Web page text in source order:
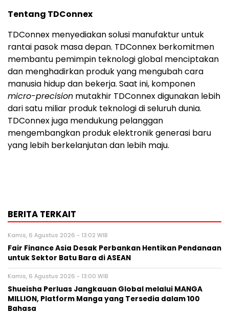
Tentang TDConnex
TDConnex menyediakan solusi manufaktur untuk
rantai pasok masa depan. TDConnex berkomitmen
membantu pemimpin teknologi global menciptakan
dan menghadirkan produk yang mengubah cara
manusia hidup dan bekerja. Saat ini, komponen
micro-precision mutakhir TDConnex digunakan lebih
dari satu miliar produk teknologi di seluruh dunia.
TDConnex juga mendukung pelanggan
mengembangkan produk elektronik generasi baru
yang lebih berkelanjutan dan lebih maju.
BERITA TERKAIT
Kamis, 6 Agustus 2026 - 13:02 WIB
Fair Finance Asia Desak Perbankan Hentikan Pendanaan
untuk Sektor Batu Bara di ASEAN
Kamis, 6 Agustus 2026 - 13:00 WIB
Shueisha Perluas Jangkauan Global melalui MANGA
MILLION, Platform Manga yang Tersedia dalam 100
Bahasa